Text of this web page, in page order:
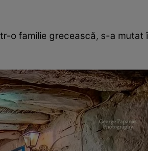
o familie grecească, s-a mutat